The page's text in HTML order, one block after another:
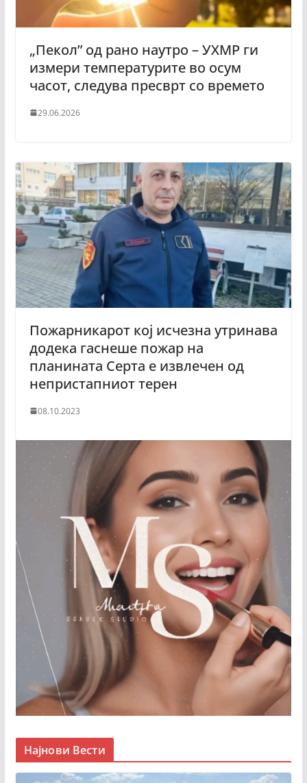
„Пекол” од рано наутро – УХМР ги
измери температурите во осум
часот, следува пресврт со времето
29.06.2026
Пожарникарот кој исчезна утринава
додека гаснеше пожар на
планината Серта е извлечен од
непристапниот терен
08.10.2023
Најнови Вести